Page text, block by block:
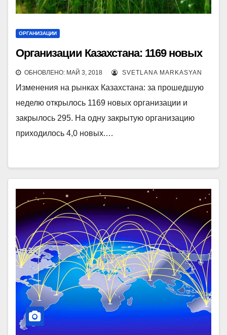
ОРГАНИЗАЦИИ
Организации Казахстана: 1169 новых
ОБНОВЛЕНО: МАЙ 3, 2018 SVETLANA MARKASYAN
Изменения на рынках Казахстана: за прошедшую
неделю открылось 1169 новых организации и
закрылось 295. На одну закрытую организацию
приходилось 4,0 новых.…